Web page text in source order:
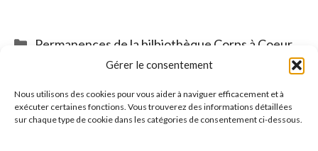
Gérer le consentement
Nous utilisons des cookies pour vous aider à naviguer efficacement et à
exécuter certaines fonctions. Vous trouverez des informations détaillées
sur chaque type de cookie dans les catégories de consentement ci-dessous.
Catégories
Permanences de la bilbiothèque Corps à Coeur
Atelier « Renforcer le Pilier »
Intervention avec l’atelier mobile